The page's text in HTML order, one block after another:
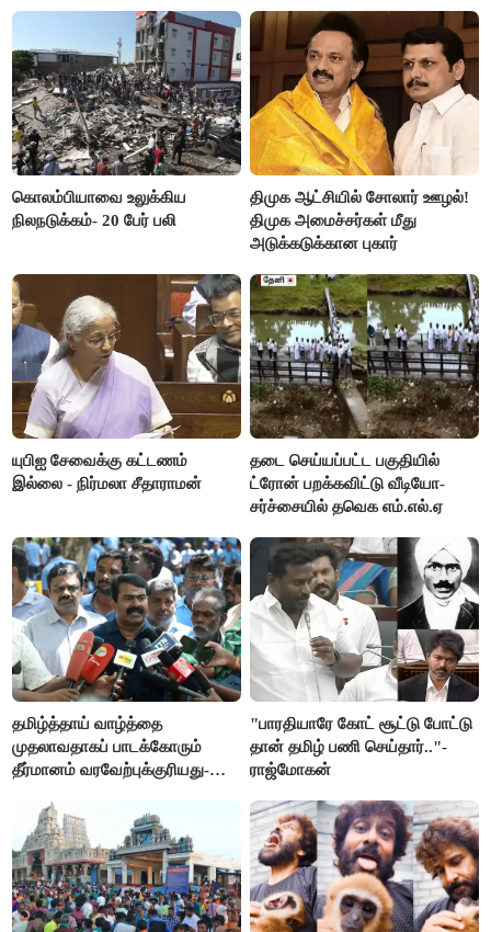
கொலம்பியாவை உலுக்கிய
நிலநடுக்கம்- 20 பேர் பலி
திமுக ஆட்சியில் சோலார் ஊழல்!
திமுக அமைச்சர்கள் மீது
அடுக்கடுக்கான புகார்
யுபிஐ சேவைக்கு கட்டணம்
இல்லை - நிர்மலா சீதாராமன்
தடை செய்யப்பட்ட பகுதியில்
ட்ரோன் பறக்கவிட்டு வீடியோ-
சர்ச்சையில் தவெக எம்.எல்.ஏ
தமிழ்த்தாய் வாழ்த்தை
முதலாவதாகப் பாடக்கோரும்
தீர்மானம் வரவேற்புக்குரியது-
"பாரதியாரே கோட் சூட்டு போட்டு
தான் தமிழ் பணி செய்தார்.."-
ராஜ்மோகன்